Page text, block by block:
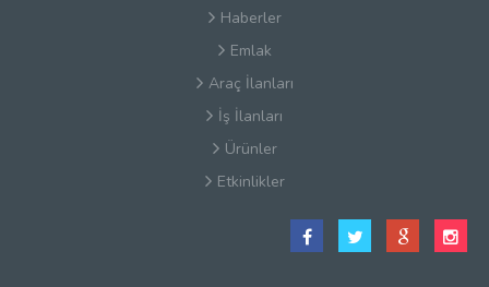
Haberler
Emlak
Araç İlanları
İş İlanları
Ürünler
Etkinlikler
Satış Sözleşmesi